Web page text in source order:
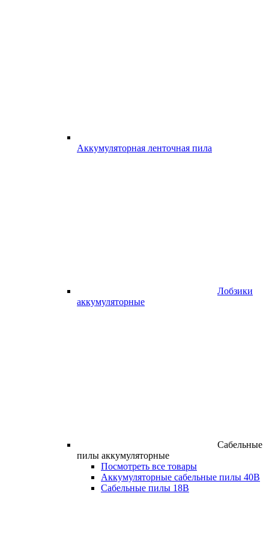
Аккумуляторная ленточная пила
Лобзики
аккумуляторные
Сабельные
пилы аккумуляторные
Посмотреть все товары
Аккумуляторные сабельные пилы 40В
Сабельные пилы 18В